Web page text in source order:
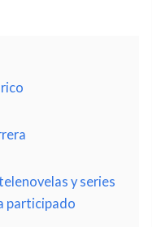
y series
participado